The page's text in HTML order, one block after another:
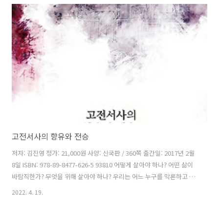
도움이 안 되리라. 그보다는 곁에 두고 이리저리 살펴보며 마음으로 느낄
수 있는 작품들로써 고전문학을 소개하고 설명하고 해석하는 일이 필요
하다. 먼저 연구자와 교육자로서 고전문학이 재미있는지를 스스로에게
물어 보아 그에 대한 생각을 풀어내 보면, 현대의 독자들을 고전문학과
만나게 하는 효과적인 방법을 찾을 수 있을 것 같다. ..
고전서사의 향유와 전승
저자: 김진영 정가: 21,000원 사양: 신국판 / 360쪽 출간일: 2017년 2월
8일 ISBN: 978-89-8477-626-5 93810 어떻게 살아야 하나? 어떤 삶이
바람직한가? 무엇을 위해 살아야 하나? 우리는 어느 누구를 막론하고 이
러한 의문을 품고 산다. 그렇다고 그 정답을 쉽게 알 수 있는 것도 아니다.
2022. 4. 19.